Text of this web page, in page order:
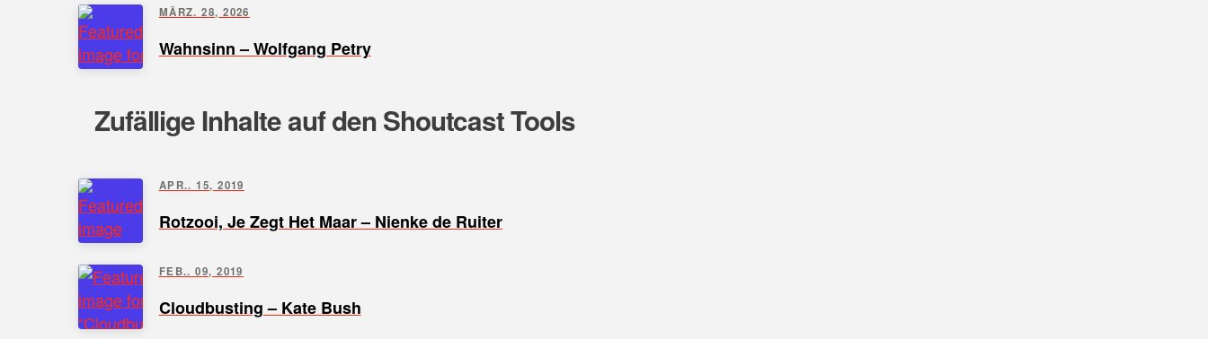
MÄRZ. 28, 2026
Wahnsinn – Wolfgang Petry
Zufällige Inhalte auf den Shoutcast Tools
APR.. 15, 2019
Rotzooi, Je Zegt Het Maar – Nienke de Ruiter
FEB.. 09, 2019
Cloudbusting – Kate Bush